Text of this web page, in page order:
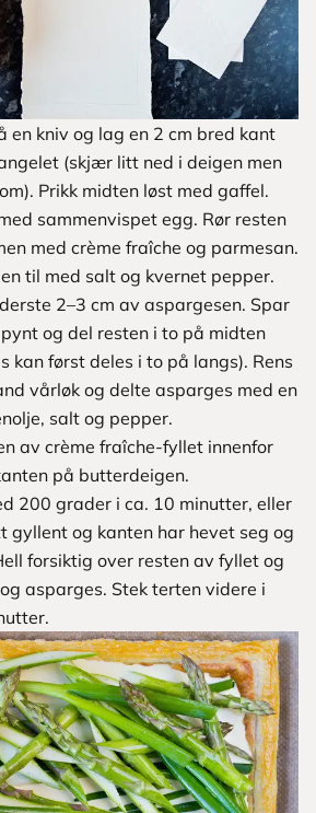
en kniv og lag en 2 cm bred kant
(skjær litt ned i deigen men
Prikk midten løst med gaffel.
sammenvispet egg. Rør resten
med crème fraîche og parmesan.
til med salt og kvernet pepper.
2–3 cm av aspargesen. Spar
og del resten i to på midten
kan først deles i to på langs). Rens
vårløk og delte asparges med en
salt og pepper.
av crème fraîche-fyllet innenfor
på butterdeigen.
200 grader i ca. 10 minutter, eller
gyllent og kanten har hevet seg og
forsiktig over resten av fyllet og
asparges. Stek terten videre i